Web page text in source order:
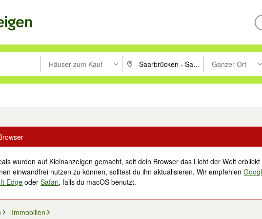
drücken um zu suchen, oder Vorschläge mit den Pfeiltasten nach oben/
Häuser zum Kauf PLZ oder Ort eingeben. Eingabetaste
Ganzer Ort
Suche im
wurden auf Kleinanzeigen gemacht, seit dein Browser das Licht der Welt
einwandfrei nutzen zu können, solltest du ihn aktualisieren. Wir empfehlen
Edge oderSafari, falls du macOS benutzt.
Immobilien